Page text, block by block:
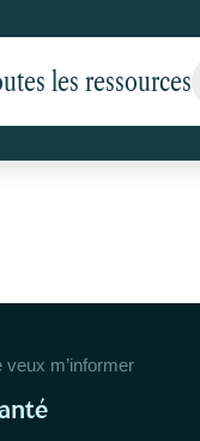
les ressources
veux m’informer